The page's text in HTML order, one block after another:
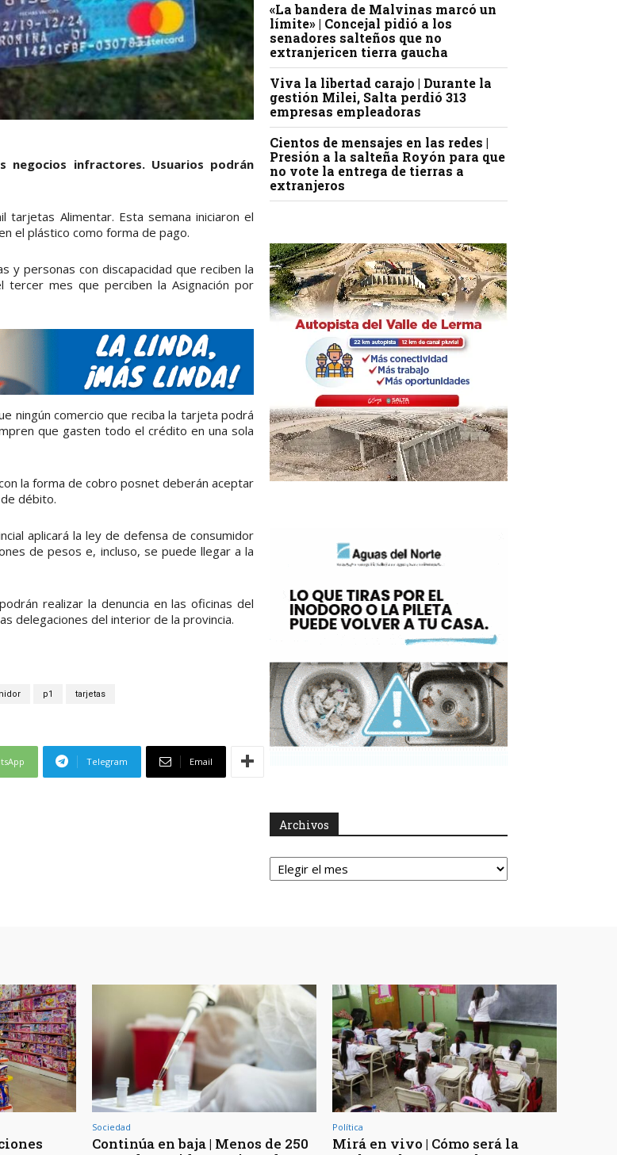
negocios infractores. Usuarios podrán
Alimentar. Esta semana iniciaron el
el plástico como forma de pago.
y personas con discapacidad que reciben la
mes que perciben la Asignación por
ningún comercio que reciba la tarjeta podrá
que gasten todo el crédito en una sola
la forma de cobro posnet deberán aceptar
débito.
aplicará la ley de defensa de consumidor
de pesos e, incluso, se puede llegar a la
realizar la denuncia en las oficinas del
delegaciones del interior de la provincia.
p1 tarjetas
Telegram Email
«La bandera de Malvinas marcó un
límite» | Concejal pidió a los
senadores salteños que no
extranjericen tierra gaucha
Viva la libertad carajo | Durante la
gestión Milei, Salta perdió 313
empresas empleadoras
Cientos de mensajes en las redes |
Presión a la salteña Royón para que
no vote la entrega de tierras a
extranjeros
Archivos
Archivos
Sociedad
Continúa en baja | Menos de 250
Política
Mirá en vivo | Cómo será la